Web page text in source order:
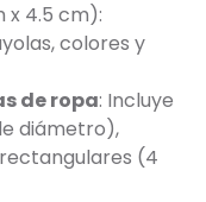
x 4.5 cm):
colores y
de ropa: Incluye
diámetro),
(4